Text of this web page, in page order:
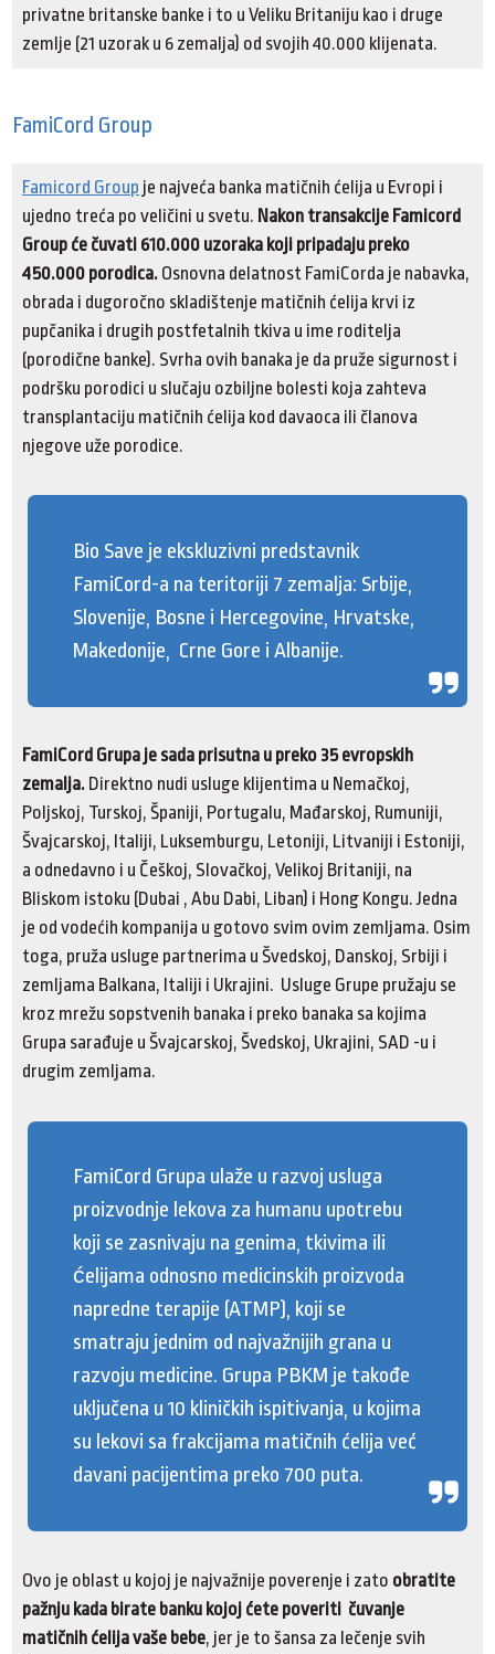
privatne britanske banke i to u Veliku Britaniju kao i druge
zemlje (21 uzorak u 6 zemalja) od svojih 40.000 klijenata.
FamiCord Group
Famicord Group je najveća banka matičnih ćelija u Evropi i
ujedno treća po veličini u svetu. Nakon transakcije Famicord
Group će čuvati 610.000 uzoraka koji pripadaju preko
450.000 porodica. Osnovna delatnost FamiCorda je nabavka,
obrada i dugoročno skladištenje matičnih ćelija krvi iz
pupčanika i drugih postfetalnih tkiva u ime roditelja
(porodične banke). Svrha ovih banaka je da pruže sigurnost i
podršku porodici u slučaju ozbiljne bolesti koja zahteva
transplantaciju matičnih ćelija kod davaoca ili članova
njegove uže porodice.
Bio Save je ekskluzivni predstavnik
FamiCord-a na teritoriji 7 zemalja: Srbije,
Slovenije, Bosne i Hercegovine, Hrvatske,
Makedonije, Crne Gore i Albanije.
FamiCord Grupa je sada prisutna u preko 35 evropskih
zemalja. Direktno nudi usluge klijentima u Nemačkoj,
Poljskoj, Turskoj, Španiji, Portugalu, Mađarskoj, Rumuniji,
Švajcarskoj, Italiji, Luksemburgu, Letoniji, Litvaniji i Estoniji,
a odnedavno i u Češkoj, Slovačkoj, Velikoj Britaniji, na
Bliskom istoku (Dubai , Abu Dabi, Liban) i Hong Kongu. Jedna
je od vodećih kompanija u gotovo svim ovim zemljama. Osim
toga, pruža usluge partnerima u Švedskoj, Danskoj, Srbiji i
zemljama Balkana, Italiji i Ukrajini. Usluge Grupe pružaju se
kroz mrežu sopstvenih banaka i preko banaka sa kojima
Grupa sarađuje u Švajcarskoj, Švedskoj, Ukrajini, SAD -u i
drugim zemljama.
FamiCord Grupa ulaže u razvoj usluga
proizvodnje lekova za humanu upotrebu
koji se zasnivaju na genima, tkivima ili
ćelijama odnosno medicinskih proizvoda
napredne terapije (ATMP), koji se
smatraju jednim od najvažnijih grana u
razvoju medicine. Grupa PBKM je takođe
uključena u 10 kliničkih ispitivanja, u kojima
su lekovi sa frakcijama matičnih ćelija već
davani pacijentima preko 700 puta.
Ovo je oblast u kojoj je najvažnije poverenje i zato obratite
pažnju kada birate banku kojoj ćete poveriti čuvanje
matičnih ćelija vaše bebe, jer je to šansa za lečenje svih